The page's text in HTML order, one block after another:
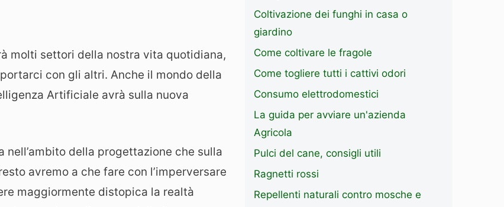
molti settori della nostra vita quotidiana,
con gli altri. Anche il mondo della
Artificiale avrà sulla nuova
nell’ambito della progettazione che sulla
avremo a che fare con l’imperversare
maggiormente distopica la realtà
Coltivazione dei funghi in casa o
giardino
Come coltivare le fragole
Come togliere tutti i cattivi odori
Consumo elettrodomestici
La guida per avviare un'azienda
Agricola
Pulci del cane, consigli utili
Ragnetti rossi
Repellenti naturali contro mosche e